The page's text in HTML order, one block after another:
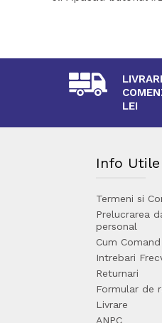
LEI
Info Utile
Termeni si
Prelucrarea
personal
Cum Comand
Intrebari
Returnari
Formular de
Livrare
ANPC